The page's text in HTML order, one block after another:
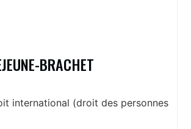
BRACHET
international (droit des personnes